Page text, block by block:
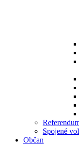
Spojené
Občan